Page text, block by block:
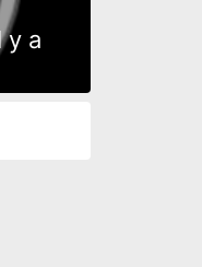
y a